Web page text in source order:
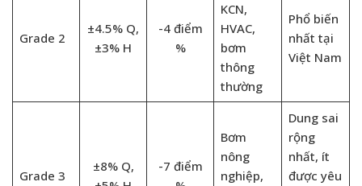
Grade 2
±4.5% Q,
±3% H
-4 điểm
%
KCN,
HVAC,
bơm
thông
thường
Phổ biến
nhất tại
Việt Nam
Grade 3
±8% Q,
-7 điểm
Bơm
nông
nghiệp,
Dung sai
rộng
nhất, ít
được yêu